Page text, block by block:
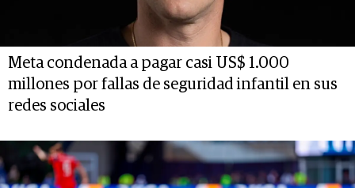
Meta condenada a pagar casi US$ 1.000
millones por fallas de seguridad infantil en sus
redes sociales